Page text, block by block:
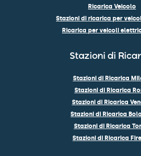
Ricarica Veicolo
Stazioni di ricarica per
Ricarica per veicoli
Stazioni di
Stazioni di Ricarica
Stazioni di Ricarica
Stazioni di Ricarica
Stazioni di Ricarica
Stazioni di Ricarica
Stazioni di Ricarica